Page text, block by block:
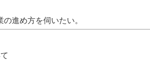
進め方を伺いたい。